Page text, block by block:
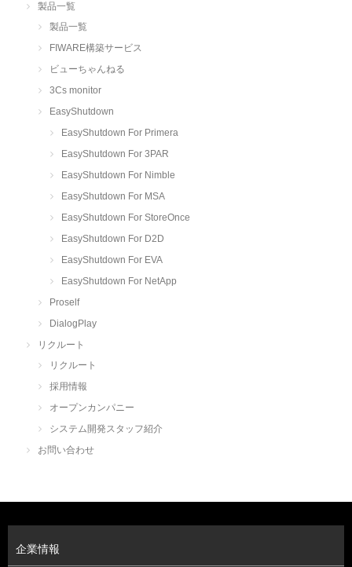
製品一覧
製品一覧
FIWARE構築サービス
ビューちゃんねる
3Cs monitor
EasyShutdown
EasyShutdown For Primera
EasyShutdown For 3PAR
EasyShutdown For Nimble
EasyShutdown For MSA
EasyShutdown For StoreOnce
EasyShutdown For D2D
EasyShutdown For EVA
EasyShutdown For NetApp
Proself
DialogPlay
リクルート
リクルート
採用情報
オープンカンパニー
システム開発スタッフ紹介
お問い合わせ
企業情報